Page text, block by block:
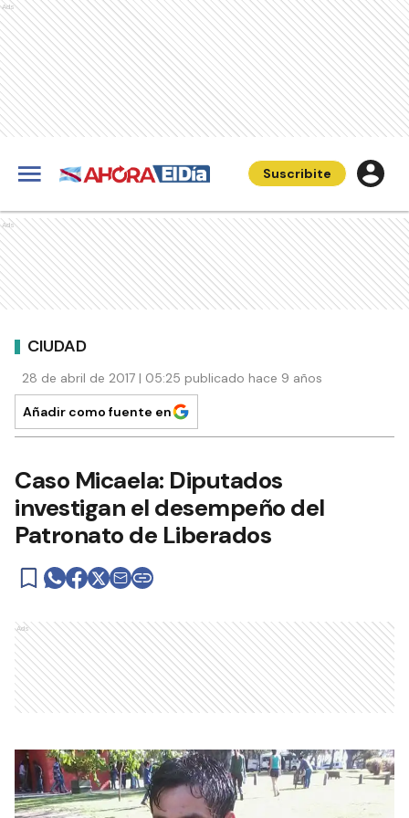
Ads
Suscribite
Ads
CIUDAD
28 de abril de 2017 | 05:25 publicado hace 9 años
Añadir como fuente en
Caso Micaela: Diputados
investigan el desempeño del
Patronato de Liberados
Ads